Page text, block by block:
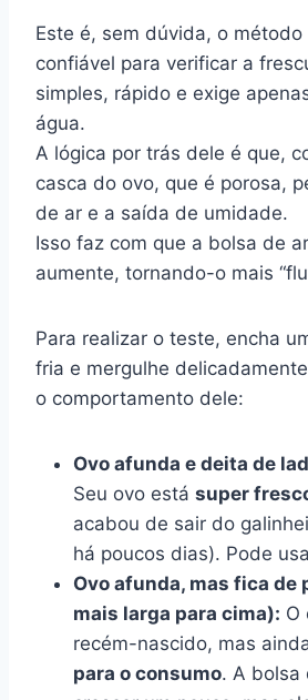
Este é, sem dúvida, o
confiável para verificar a
simples, rápido e exige
água.
A lógica por trás dele é que,
casca do ovo, que é porosa,
de ar e a saída de umidade.
Isso faz com que a bolsa de
aumente, tornando-o mais
Para realizar o teste, encha
fria e mergulhe
o comportamento dele:
Ovo afunda e deita de
Seu ovo está super
acabou de sair do
há poucos dias). Pode
Ovo afunda, mas fica de
mais larga para cima): O
recém-nascido, mas
para o consumo. A bolsa